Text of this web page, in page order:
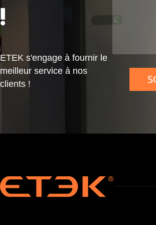
!
ETEK s'engage à fournir le
meilleur service à nos
clients !